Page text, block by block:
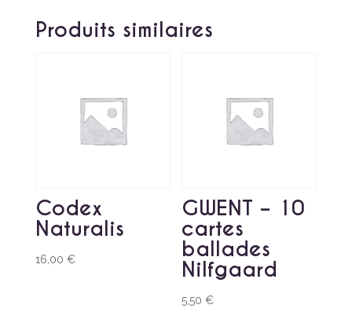
Produits similaires
Codex
Naturalis
16,00 €
GWENT – 10
cartes
ballades
Nilfgaard
5,50€